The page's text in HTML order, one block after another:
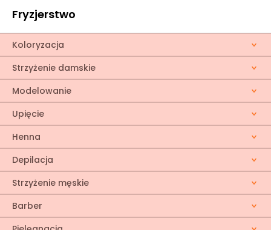
Fryzjerstwo
Koloryzacja
Strzyżenie damskie
Modelowanie
Upięcie
Henna
Depilacja
Strzyżenie męskie
Barber